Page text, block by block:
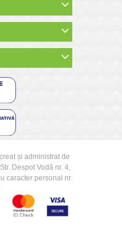
și administrat de
Despot Vodă nr. 4,
caracter personal nr.